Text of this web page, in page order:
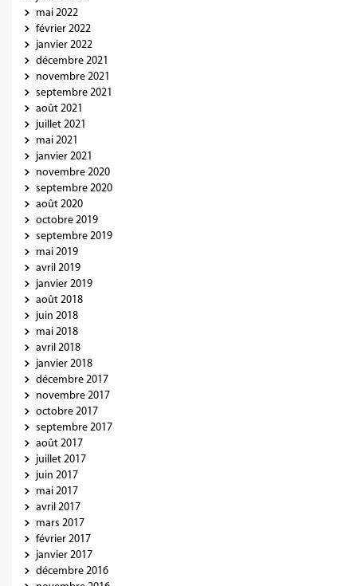
mai 2022
février 2022
janvier 2022
décembre 2021
novembre 2021
septembre 2021
août 2021
juillet 2021
mai 2021
janvier 2021
novembre 2020
septembre 2020
août 2020
octobre 2019
septembre 2019
mai 2019
avril 2019
janvier 2019
août 2018
juin 2018
mai 2018
avril 2018
janvier 2018
décembre 2017
novembre 2017
octobre 2017
septembre 2017
août 2017
juillet 2017
juin 2017
mai 2017
avril 2017
mars 2017
février 2017
janvier 2017
décembre 2016